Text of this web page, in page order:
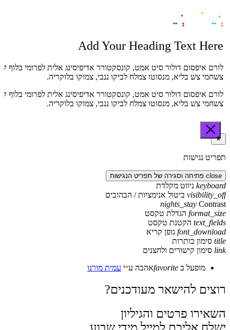
Add Your Heading Text Here
לורם איפסום דולור סיט אמט, קונסקטורר אדיפיסינג אלית לפרומי בלוף
צשחמי צש בליא, מנסוטו צמלח לביקו ננבי, צמוקו בלוקריה.
לורם איפסום דולור סיט אמט, קונסקטורר אדיפיסינג אלית לפרומי בלוף
צשחמי צש בליא, מנסוטו צמלח לביקו ננבי, צמוקו בלוקריה.
תפריט נגישות
close פתיחה וסגירה של תפריט הנגישות
keyboard ניווט מקלדת
visibility_off ביטול אנימציות / הבהובים
nights_stay Contrast
format_size הגדלת טקסט
text_fields הקטנת טקסט
font_download גופן קריא
title סימון כותרות
link סימון קישורים ולחצנים
מופעל ב favoriteאהבה ע״י עמית מורנו
רוצים להישאר מעודכנים?
השאירו פרטים והגיליון